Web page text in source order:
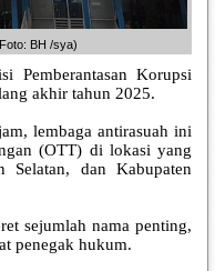
BH /sya)
Pemberantasan Korupsi
akhir tahun 2025.
lembaga antirasuah ini
(OTT) di lokasi yang
Selatan, dan Kabupaten
sejumlah nama penting,
penegak hukum.